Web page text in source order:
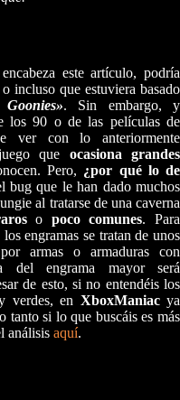
este artículo, podría
incluso que estuviera basado
. Sin embargo, y
los 90 o de las películas de
ver con lo anteriormente
que ocasiona grandes
Pero, ¿por qué lo de
bug que le han dado muchos
al tratarse de una caverna
o poco comunes. Para
engramas se tratan de unos
armas o armaduras con
del engrama mayor será
de esto, si no entendéis los
verdes, en XboxManiacya
tanto si lo que buscáis es más
análisis aquí.